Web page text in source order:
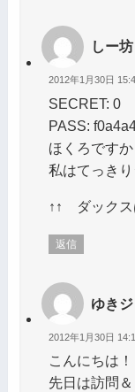
しー坊
2012年1月30日
SECRET: 0
PASS:
ほくろですか
私はてっき
↑↑ ダックス
返信
ゆき
2012年1月30日
こんにちは
先日は訪問